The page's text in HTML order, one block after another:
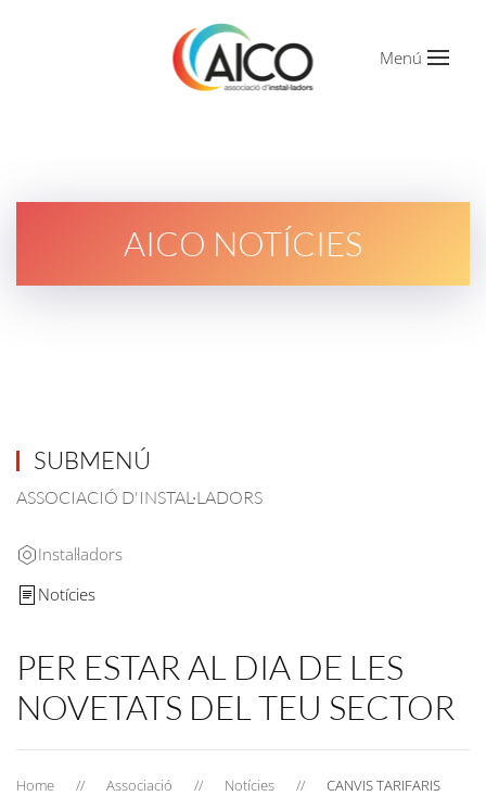
Menú
AICO NOTÍCIES
SUBMENÚ
ASSOCIACIÓ D'INSTAL·LADORS
Instal·ladors
Notícies
PER ESTAR AL DIA DE LES
NOVETATS DEL TEU SECTOR
Home Associació Notícies
CANVIS TARIFARIS